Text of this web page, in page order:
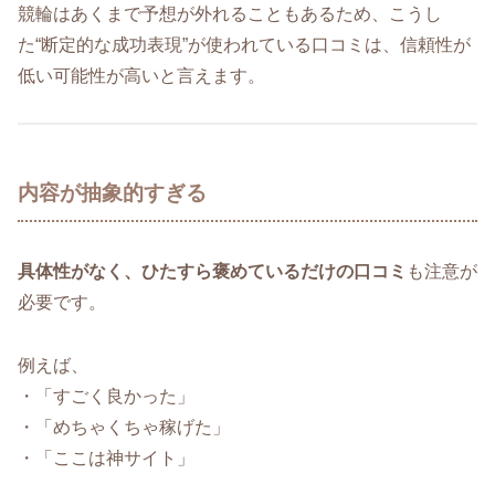
競輪はあくまで予想が外れることもあるため、こうし
た“断定的な成功表現”が使われている口コミは、信頼性が
低い可能性が高いと言えます。
内容が抽象的すぎる
具体性がなく、ひたすら褒めているだけの口コミ も注意が
必要です。
例えば、
・「すごく良かった」
・「めちゃくちゃ稼げた」
・「ここは神サイト」